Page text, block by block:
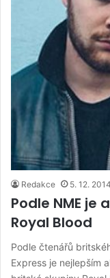
Redakce 5. 12. 2014
Podle NME
Royal Blood
Podle čtenářů
Express je nejlepším